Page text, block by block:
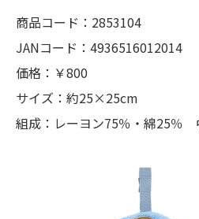
商品コード：2853104
JANコード：4936516012014
価格：￥800
サイズ：約25×25cm
組成：レーヨン75％・綿25％